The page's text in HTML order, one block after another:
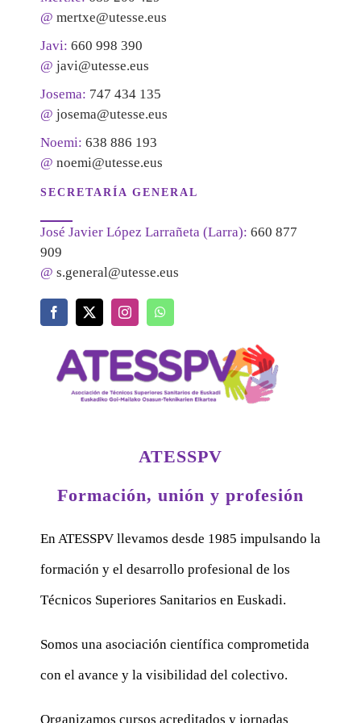
@ mertxe@utesse.eus
Javi: 660 998 390
@ javi@utesse.eus
Josema: 747 434 135
@ josema@utesse.eus
Noemi: 638 886 193
@ noemi@utesse.eus
SECRETARÍA GENERAL
José Javier López Larrañeta (Larra): 660 877
909
@ s.general@utesse.eus
ATESSPV
Formación, unión y profesión
En ATESSPV llevamos desde 1985 impulsando la
formación y el desarrollo profesional de los
Técnicos Superiores Sanitarios en Euskadi.
Somos una asociación científica comprometida
con el avance y la visibilidad del colectivo.
Organizamos cursos acreditados y jornadas